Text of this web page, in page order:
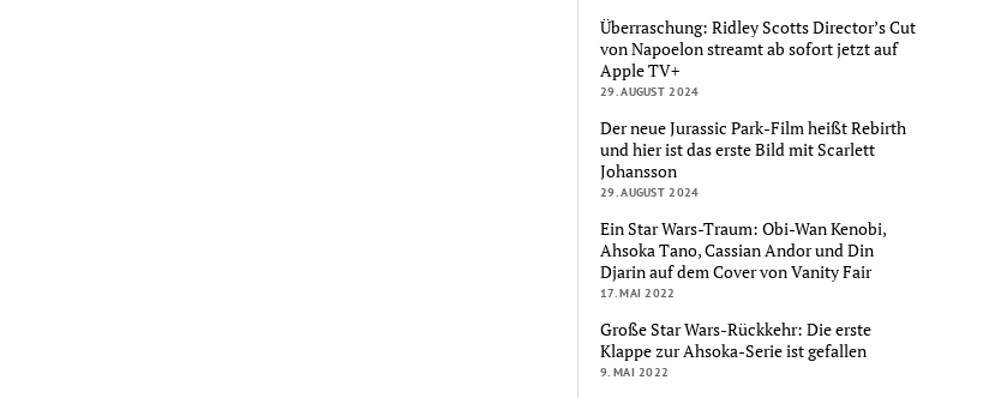
Überraschung: Ridley Scotts Director’s Cut
von Napoelon streamt ab sofort jetzt auf
Apple TV+
29. AUGUST 2024
Der neue Jurassic Park-Film heißt Rebirth
und hier ist das erste Bild mit Scarlett
Johansson
29. AUGUST 2024
Ein Star Wars-Traum: Obi-Wan Kenobi,
Ahsoka Tano, Cassian Andor und Din
Djarin auf dem Cover von Vanity Fair
17. MAI 2022
Große Star Wars-Rückkehr: Die erste
Klappe zur Ahsoka-Serie ist gefallen
9. MAI 2022